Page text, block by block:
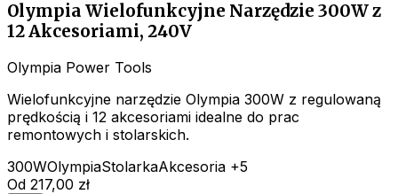
Olympia Wielofunkcyjne Narzędzie 300W z
12 Akcesoriami, 240V
Olympia Power Tools
Wielofunkcyjne narzędzie Olympia 300W z regulowaną
prędkością i 12 akcesoriami idealne do prac
remontowych i stolarskich.
300WOlympiaStolarkaAkcesoria +5
Od 217,00 zł